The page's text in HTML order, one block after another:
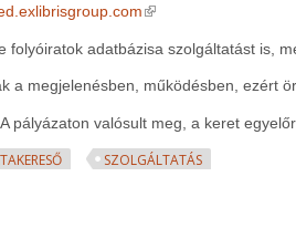
(link is external)
folyóiratok adatbázisa szolgáltatást is,
a megjelenésben, működésben, ezért
pályázaton valósult meg, a keret
SZOLGÁLTATÁS